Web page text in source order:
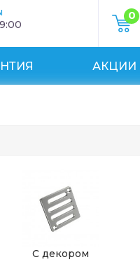
0
АКЦИИ
С декором